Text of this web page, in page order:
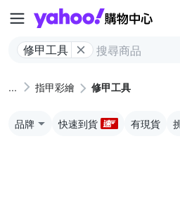
修甲工具
指甲彩繪 修甲工具
品牌 快速到貨 有現貨